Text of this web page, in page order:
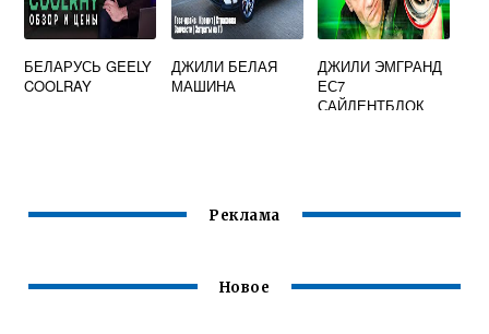
БЕЛАРУСЬ GEELY
COOLRAY
ДЖИЛИ БЕЛАЯ
МАШИНА
ДЖИЛИ ЭМГРАНД
ЕС7
САЙЛЕНТБЛОК
Реклама
Новое